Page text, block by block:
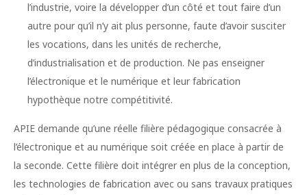
l’industrie, voire la développer d’un côté et tout faire d’un
autre pour qu’il n’y ait plus personne, faute d’avoir susciter
les vocations, dans les unités de recherche,
d’industrialisation et de production. Ne pas enseigner
l’électronique et le numérique et leur fabrication
hypothèque notre compétitivité.
APIE demande qu’une réelle filière pédagogique consacrée à
l’électronique et au numérique soit créée en place à partir de
la seconde. Cette filière doit intégrer en plus de la conception,
les technologies de fabrication avec ou sans travaux pratiques